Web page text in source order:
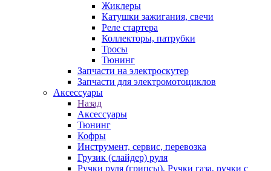
Жиклеры
Катушки зажигания, свечи
Реле стартера
Коллекторы, патрубки
Тросы
Тюнинг
Запчасти на электроскутер
Запчасти для электромотоциклов
Аксессуары
Назад
Аксессуары
Тюнинг
Кофры
Инструмент, сервис, перевозка
Грузик (слайдер) руля
Ручки руля (грипсы), Ручки газа, ручки с